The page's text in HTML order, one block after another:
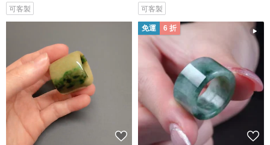
可客製 可客製
免運 6 折